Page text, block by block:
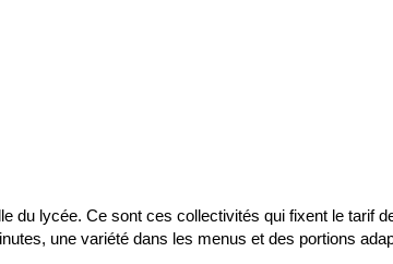
du lycée. Ce sont ces collectivités qui fixent le tarif
une variété dans les menus et des portions